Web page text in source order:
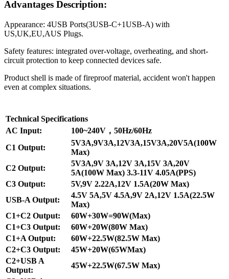
Advantages Description:
Appearance: 4USB Ports(3USB-C+1USB-A) with
US,UK,EU,AUS Plugs.
Safety features: integrated over-voltage, overheating, and short-
circuit protection to keep connected devices safe.
Product shell is made of fireproof material, accident won't happen
even at complex situations.
Technical Specifications
AC Input:
100~240V，50Hz/60Hz
C1 Output:
5V3A,9V3A,12V3A,15V3A,20V5A(100W
Max)
C2 Output:
5V3A,9V 3A,12V 3A,15V 3A,20V
5A(100W Max) 3.3-11V 4.05A(PPS)
C3 Output:
5V,9V 2.22A,12V 1.5A(20W Max)
USB-A Output:
4.5V 5A,5V 4.5A,9V 2A,12V 1.5A(22.5W
Max)
C1+C2 Output:
60W+30W=90W(Max)
C1+C3 Output:
60W+20W(80W Max)
C1+A Output:
60W+22.5W(82.5W Max)
C2+C3 Output:
45W+20W(65WMax)
C2+USB A
Output:
45W+22.5W(67.5W Max)